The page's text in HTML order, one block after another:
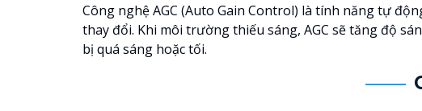
Công nghệ AGC (Auto Gain Control) là tính năng tự
thay đổi. Khi môi trường thiếu sáng, AGC sẽ tăng độ
bị quá sáng hoặc tối.